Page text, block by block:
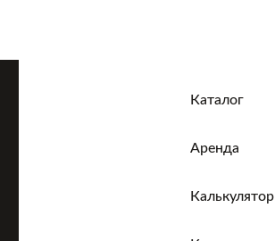
Каталог
Аренда
Калькулятор